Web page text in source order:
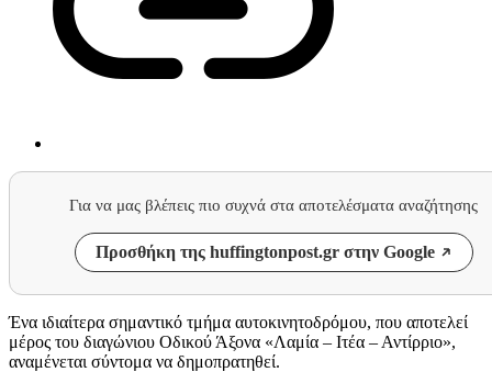
Για να μας βλέπεις πιο συχνά στα αποτελέσματα αναζήτησης
Προσθήκη της huffingtonpost.gr στην Google
Ένα ιδιαίτερα σημαντικό τμήμα αυτοκινητοδρόμου, που αποτελεί
μέρος του διαγώνιου Οδικού Άξονα «Λαμία – Ιτέα – Αντίρριο»,
αναμένεται σύντομα να δημοπρατηθεί.